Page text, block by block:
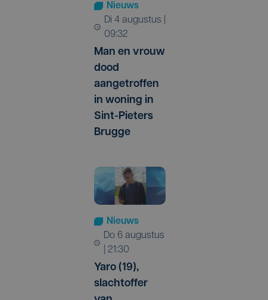
Nieuws
di 4 augustus |
09:32
Man en vrouw
dood
aangetroffen
in woning in
Sint-Pieters
Brugge
Nieuws
do 6 augustus
| 21:30
Yaro (19),
slachtoffer